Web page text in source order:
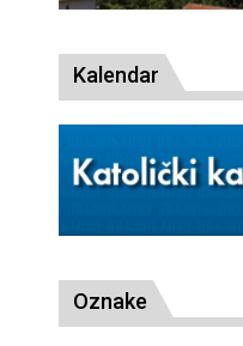
Kalendar
Oznake